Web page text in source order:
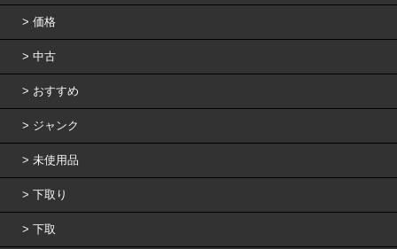
価格
中古
おすすめ
ジャンク
未使用品
下取り
下取